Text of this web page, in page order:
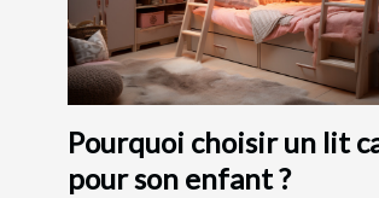
Pourquoi choisir un lit
pour son enfant ?